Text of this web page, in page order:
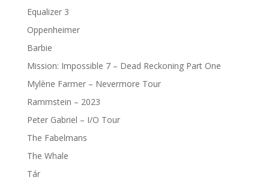
Equalizer 3
Oppenheimer
Barbie
Mission: Impossible 7 – Dead Reckoning Part One
Mylène Farmer – Nevermore Tour
Rammstein – 2023
Peter Gabriel – I/O Tour
The Fabelmans
The Whale
Tár